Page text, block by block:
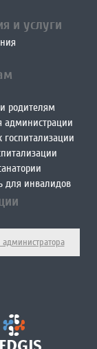
и услуги
родителям
администрации
госпитализации
для инвалидов
администратора